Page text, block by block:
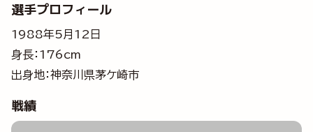
選手プロフィール
1988年5月12日
身長：176cm
出身地：神奈川県茅ケ崎市
戦績